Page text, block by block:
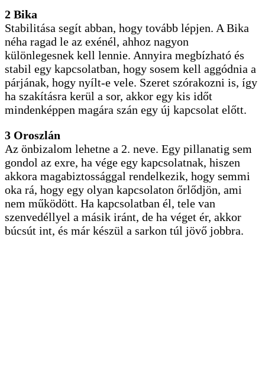
2 Bika
Stabilitása segít abban, hogy tovább lépjen. A Bika
néha ragad le az exénél, ahhoz nagyon
különlegesnek kell lennie. Annyira megbízható és
stabil egy kapcsolatban, hogy sosem kell aggódnia a
párjának, hogy nyílt-e vele. Szeret szórakozni is, így
ha szakításra kerül a sor, akkor egy kis időt
mindenképpen magára szán egy új kapcsolat előtt.
3 Oroszlán
Az önbizalom lehetne a 2. neve. Egy pillanatig sem
gondol az exre, ha vége egy kapcsolatnak, hiszen
akkora magabiztossággal rendelkezik, hogy semmi
oka rá, hogy egy olyan kapcsolaton őrlődjön, ami
nem működött. Ha kapcsolatban él, tele van
szenvedéllyel a másik iránt, de ha véget ér, akkor
búcsút int, és már készül a sarkon túl jövő jobbra.